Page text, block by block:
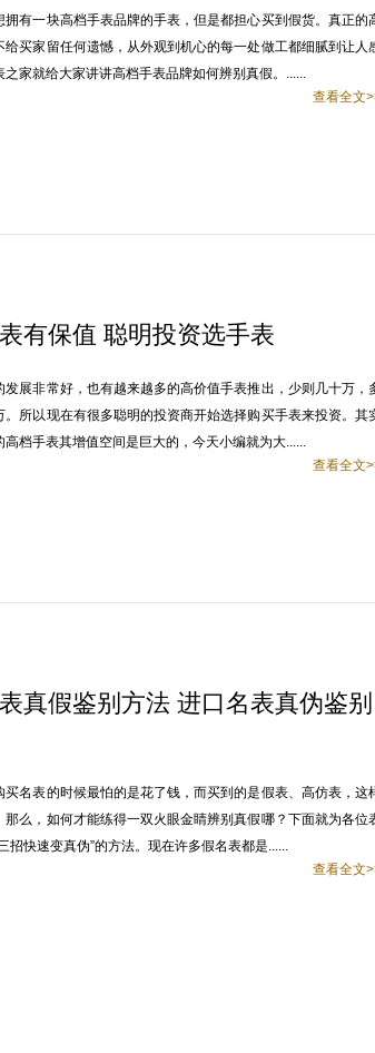
拥有一块高档手表品牌的手表，但是都担心买到假货。真正的
给买家留任何遗憾，从外观到机心的每一处做工都细腻到让人
之家就给大家讲讲高档手表品牌如何辨别真假。......
查看全文
有保值 聪明投资选手表
发展非常好，也有越来越多的高价值手表推出，少则几十万，
。所以现在有很多聪明的投资商开始选择购买手表来投资。其
高档手表其增值空间是巨大的，今天小编就为大......
查看全文
真假鉴别方法 进口名表真伪鉴别
买名表的时候最怕的是花了钱，而买到的是假表、高仿表，这
那么，如何才能练得一双火眼金睛辨别真假哪？下面就为各位
招快速变真伪”的方法。现在许多假名表都是......
查看全文